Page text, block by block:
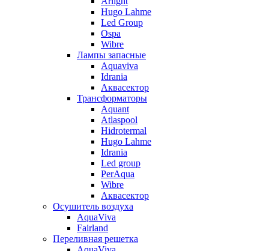
Hugo Lahme
Led Group
Ospa
Wibre
Лампы запасные
Aquaviva
Idrania
Аквасектор
Трансформаторы
Aquant
Atlaspool
Hidrotermal
Hugo Lahme
Idrania
Led group
PerAqua
Wibre
Аквасектор
Осушитель воздуха
AquaViva
Fairland
Переливная решетка